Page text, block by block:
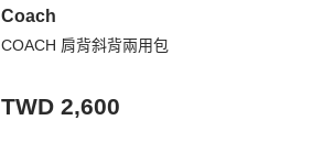
Coach
COACH 肩背斜背兩用包
TWD 2,600